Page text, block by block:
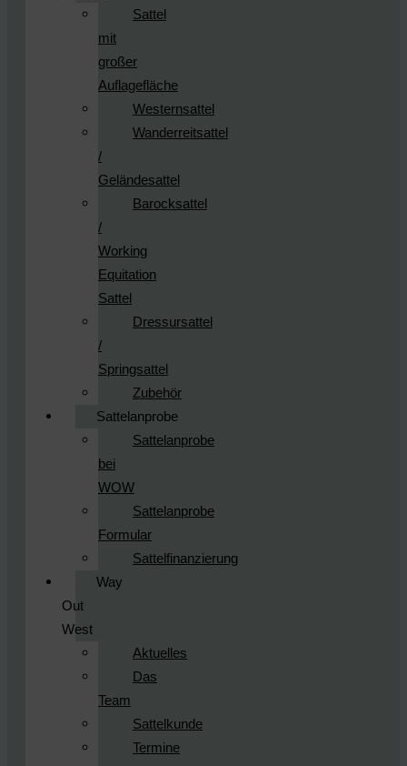
Sattel
mit
großer
Auflagefläche
Westernsattel
Wanderreitsattel
/
Geländesattel
Barocksattel
/
Working
Equitation
Sattel
Dressursattel
/
Springsattel
Zubehör
Sattelanprobe
Sattelanprobe
bei
WOW
Sattelanprobe
Formular
Sattelfinanzierung
Way
Out
West
Aktuelles
Das
Team
Sattelkunde
Termine